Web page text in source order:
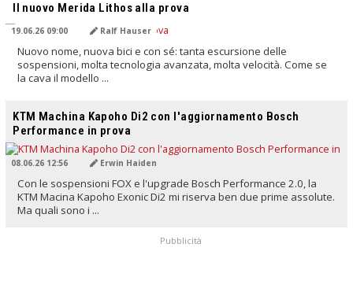
Il nuovo Merida Lithos alla prova
19.06.26 09:00 Ralf Hauser
Nuovo nome, nuova bici e con sé: tanta escursione delle
sospensioni, molta tecnologia avanzata, molta velocità. Come se
la cava il modello ...
KTM Machina Kapoho Di2 con l'aggiornamento Bosch
Performance in prova
08.06.26 12:56 Erwin Haiden
Con le sospensioni FOX e l'upgrade Bosch Performance 2.0, la
KTM Macina Kapoho Exonic Di2 mi riserva ben due prime assolute.
Ma quali sono i ...
Pubblicità